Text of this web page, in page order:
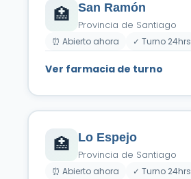
🏥 San Ramón
Provincia de Santiago
⏰ Abierto ahora ✓ Turno 24hrs
Ver farmacia de turno
🏥 Lo Espejo
Provincia de Santiago
⏰ Abierto ahora ✓ Turno 24hrs